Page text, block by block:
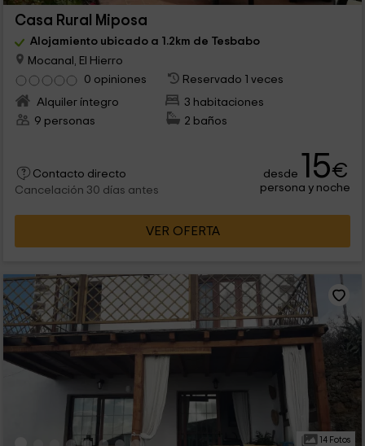
Casa Rural Miposa
Alojamiento ubicado a 1.2km de Tesbabo
Mocanal, El Hierro
0 opiniones
Reservado 1 veces
Alquiler íntegro
3 habitaciones
9 personas
2 baños
Contacto directo
Cancelación 30 días antes
desde 15€
persona y noche
VER OFERTA
14 Fotos